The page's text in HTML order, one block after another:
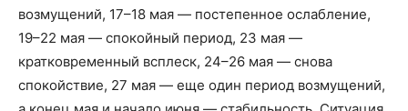
возмущений, 17–18 мая — постепенное ослабление,
19–22 мая — спокойный период, 23 мая —
кратковременный всплеск, 24–26 мая — снова
спокойствие, 27 мая — еще один период возмущений,